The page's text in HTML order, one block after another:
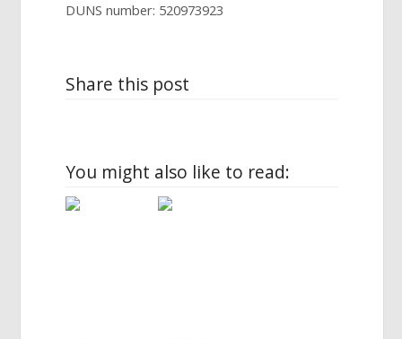
DUNS number: 520973923
Share this post
You might also like to read: